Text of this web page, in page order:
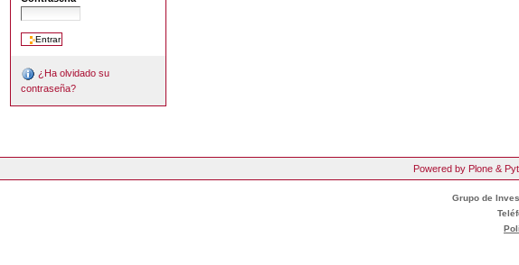
¿Ha olvidado su
contraseña?
Powered by Plone &
Grupo de